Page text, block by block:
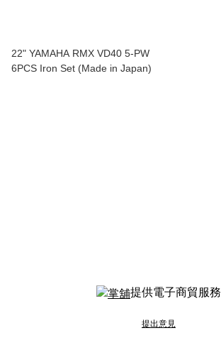
22" YAMAHA RMX VD40 5-PW
6PCS Iron Set (Made in Japan)
提供電子商貿服務
提出意見